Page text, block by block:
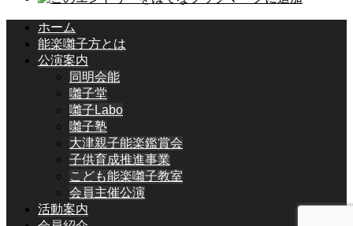
ホーム
能楽囃子方とは
公演案内
同明会能
囃子堂
囃子Labo
囃子塾
大津親子能楽鑑賞会
子供育成推進事業
こども能楽囃子教室
会員主催公演
活動案内